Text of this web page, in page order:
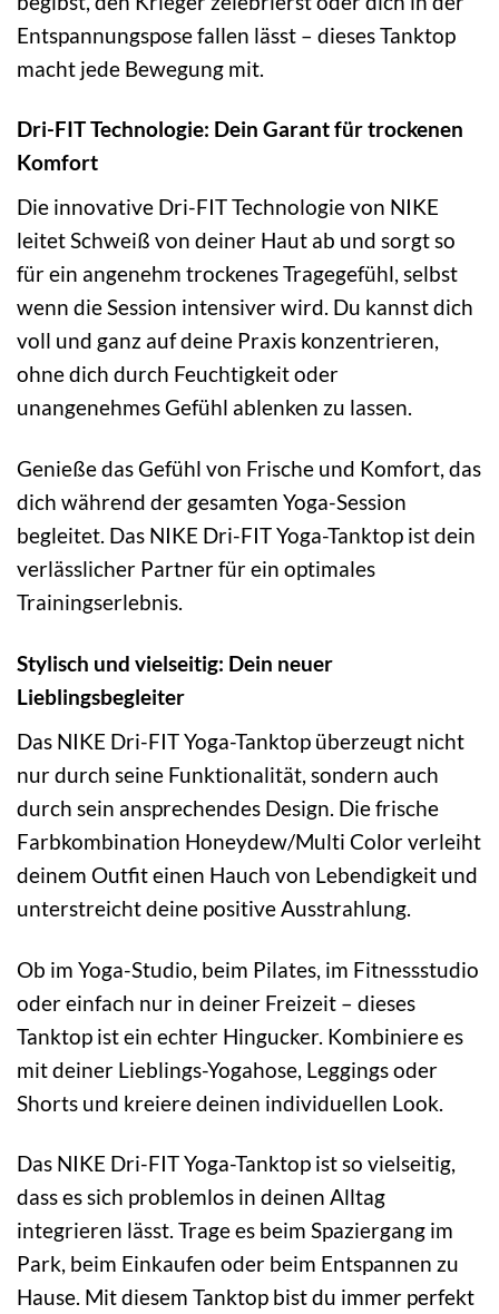
Entspannungspose fallen lässt – dieses Tanktop
macht jede Bewegung mit.
Dri-FIT Technologie: Dein Garant für trockenen
Komfort
Die innovative Dri-FIT Technologie von NIKE
leitet Schweiß von deiner Haut ab und sorgt so
für ein angenehm trockenes Tragegefühl, selbst
wenn die Session intensiver wird. Du kannst dich
voll und ganz auf deine Praxis konzentrieren,
ohne dich durch Feuchtigkeit oder
unangenehmes Gefühl ablenken zu lassen.
Genieße das Gefühl von Frische und Komfort, das
dich während der gesamten Yoga-Session
begleitet. Das NIKE Dri-FIT Yoga-Tanktop ist dein
verlässlicher Partner für ein optimales
Trainingserlebnis.
Stylisch und vielseitig: Dein neuer
Lieblingsbegleiter
Das NIKE Dri-FIT Yoga-Tanktop überzeugt nicht
nur durch seine Funktionalität, sondern auch
durch sein ansprechendes Design. Die frische
Farbkombination Honeydew/Multi Color verleiht
deinem Outfit einen Hauch von Lebendigkeit und
unterstreicht deine positive Ausstrahlung.
Ob im Yoga-Studio, beim Pilates, im Fitnessstudio
oder einfach nur in deiner Freizeit – dieses
Tanktop ist ein echter Hingucker. Kombiniere es
mit deiner Lieblings-Yogahose, Leggings oder
Shorts und kreiere deinen individuellen Look.
Das NIKE Dri-FIT Yoga-Tanktop ist so vielseitig,
dass es sich problemlos in deinen Alltag
integrieren lässt. Trage es beim Spaziergang im
Park, beim Einkaufen oder beim Entspannen zu
Hause. Mit diesem Tanktop bist du immer perfekt